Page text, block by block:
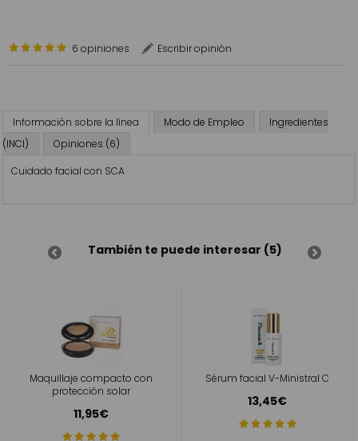
6 opiniones Escribir opinión
Información sobre la línea Modo de Empleo
Ingredientes
(INCI)
Opiniones (6)
Cuidado facial con SCA
También te puede interesar (5)
Maquillaje compacto con
protección solar
11,95€
Sérum facial V-Ministral C
13,45€